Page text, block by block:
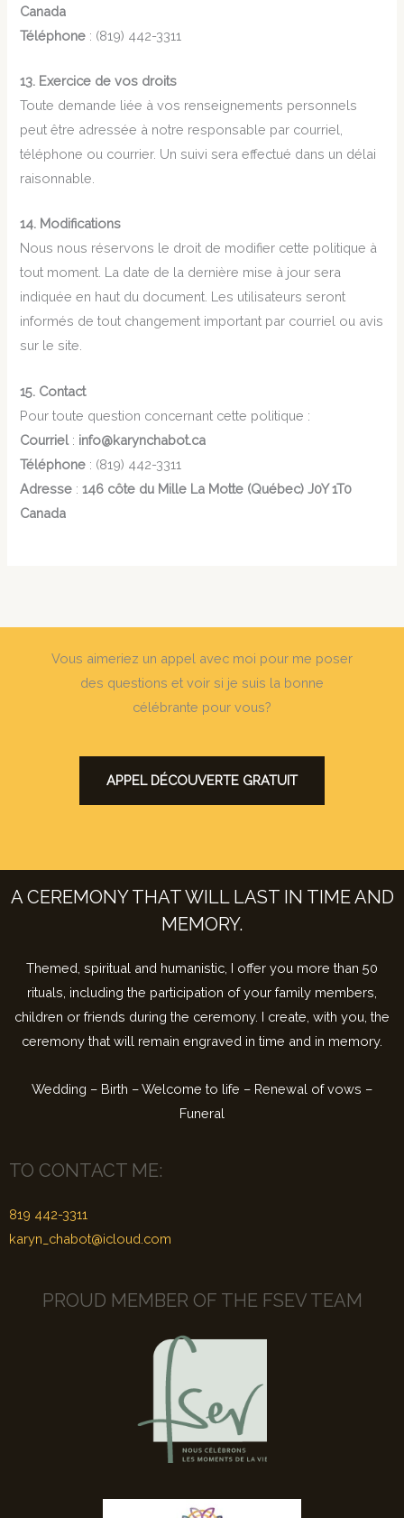
Canada
Téléphone : (819) 442-3311
13. Exercice de vos droits
Toute demande liée à vos renseignements personnels
peut être adressée à notre responsable par courriel,
téléphone ou courrier. Un suivi sera effectué dans un délai
raisonnable.
14. Modifications
Nous nous réservons le droit de modifier cette politique à
tout moment. La date de la dernière mise à jour sera
indiquée en haut du document. Les utilisateurs seront
informés de tout changement important par courriel ou avis
sur le site.
15. Contact
Pour toute question concernant cette politique :
Courriel: info@karynchabot.ca
Téléphone : (819) 442-3311
Adresse :146 côte du Mille La Motte (Québec) J0Y 1T0
Canada
Vous aimeriez un appel avec moi pour me poser
des questions et voir si je suis la bonne
célébrante pour vous?
APPEL DÉCOUVERTE GRATUIT
A CEREMONY THAT WILL LAST IN TIME AND
MEMORY.
Themed, spiritual and humanistic, I offer you more than 50
rituals, including the participation of your family members,
children or friends during the ceremony. I create, with you, the
ceremony that will remain engraved in time and in memory.
Wedding – Birth – Welcome to life – Renewal of vows –
Funeral
TO CONTACT ME:
819 442-3311
karyn_chabot@icloud.com
PROUD MEMBER OF THE FSEV TEAM